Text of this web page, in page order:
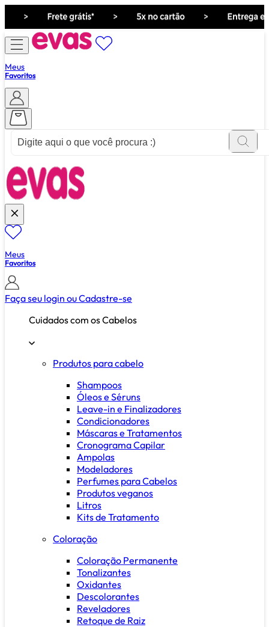
Meus
Favoritos
Meus
Favoritos
Faça seu login ouCadastre-se
Cuidados com os Cabelos
Produtos para cabelo
Shampoos
Óleos e Séruns
Leave-in e Finalizadores
Condicionadores
Máscaras e Tratamentos
Cronograma Capilar
Ampolas
Modeladores
Perfumes para Cabelos
Produtos veganos
Litros
Kits de Tratamento
Coloração
Coloração Permanente
Tonalizantes
Oxidantes
Descolorantes
Reveladores
Retoque de Raiz